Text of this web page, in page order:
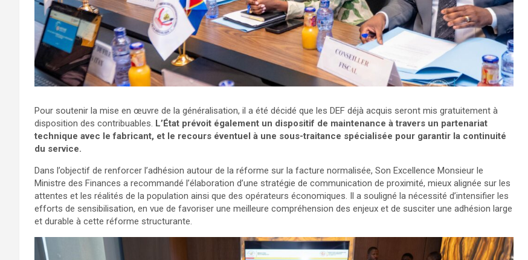
Pour soutenir la mise en œuvre de la généralisation, il a été décidé que les DEF déjà acquis seront mis gratuitement à
disposition des contribuables. L’État prévoit également un dispositif de maintenance à travers un partenariat
technique avec le fabricant, et le recours éventuel à une sous-traitance spécialisée pour garantir la continuité
du service.
Dans l’objectif de renforcer l’adhésion autour de la réforme sur la facture normalisée, Son Excellence Monsieur le
Ministre des Finances a recommandé l’élaboration d’une stratégie de communication de proximité, mieux alignée sur les
attentes et les réalités de la population ainsi que des opérateurs économiques. Il a souligné la nécessité d’intensifier les
efforts de sensibilisation, en vue de favoriser une meilleure compréhension des enjeux et de susciter une adhésion large
et durable à cette réforme structurante.